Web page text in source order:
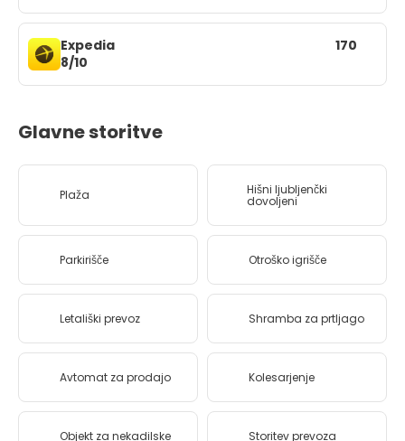
Expedia
8/10
170
Glavne storitve
Plaža Hišni ljubljenčki
dovoljeni
Parkirišče Otroško igrišče
Letališki prevoz Shramba za prtljago
Avtomat za prodajo Kolesarjenje
Objekt za nekadilske Storitev prevoza